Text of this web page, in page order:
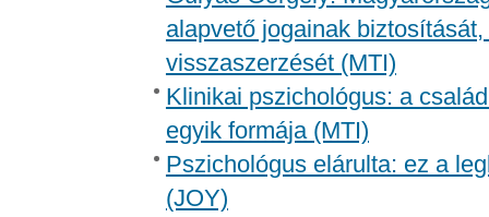
alapvető jogainak
visszaszerzését (MTI)
Klinikai pszichológus: a
egyik formája (MTI)
Pszichológus elárulta: ez a
(JOY)